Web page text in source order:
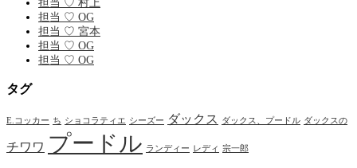
担当 ♡ 村上
担当 ♡ OG
担当 ♡ 宮本
担当 ♡ OG
担当 ♡ OG
タグ
E.コッカー ち ショコラティエ シーズー ダックス ダックス、プードル ダックスの
チワワ プードル ランディー レディ 宗一郎